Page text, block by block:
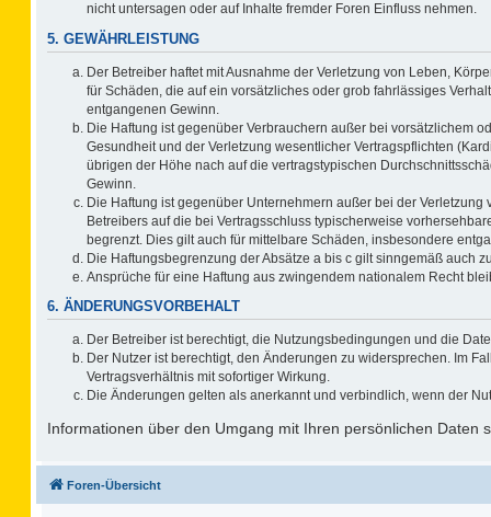
nicht untersagen oder auf Inhalte fremder Foren Einfluss nehmen.
5. GEWÄHRLEISTUNG
Der Betreiber haftet mit Ausnahme der Verletzung von Leben,
für Schäden, die auf ein vorsätzliches oder grob fahrlässiges
entgangenen Gewinn.
Die Haftung ist gegenüber Verbrauchern außer bei vorsätzlichem
Gesundheit und der Verletzung wesentlicher Vertragspflichten
übrigen der Höhe nach auf die vertragstypischen
Gewinn.
Die Haftung ist gegenüber Unternehmern außer bei der
Betreibers auf die bei Vertragsschluss typischerweise
begrenzt. Dies gilt auch für mittelbare Schäden, insbesondere
Die Haftungsbegrenzung der Absätze a bis c gilt sinngemäß auch
Ansprüche für eine Haftung aus zwingendem nationalem Recht
6. ÄNDERUNGSVORBEHALT
Der Betreiber ist berechtigt, die Nutzungsbedingungen und die
Der Nutzer ist berechtigt, den Änderungen zu widersprechen. Im
Vertragsverhältnis mit sofortiger Wirkung.
Die Änderungen gelten als anerkannt und verbindlich, wenn der
Informationen über den Umgang mit Ihren persönlichen Daten
Foren-Übersicht